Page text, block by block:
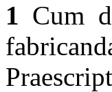
1 Cum